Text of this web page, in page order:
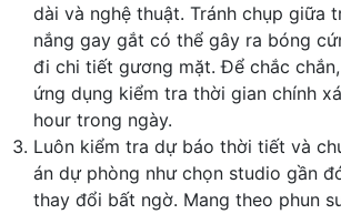
dài và nghệ thuật. Tránh chụp giữa
nắng gay gắt có thể gây ra bóng
đi chi tiết gương mặt. Để chắc
ứng dụng kiểm tra thời gian chính
hour trong ngày.
Luôn kiểm tra dự báo thời tiết và
án dự phòng như chọn studio gần
thay đổi bất ngờ. Mang theo phun